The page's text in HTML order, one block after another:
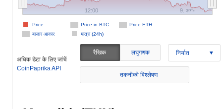
Price in BTC
Price ETH
बाज़ार आकार
मात्रा (24h)
Price
12:00 9. अग॰
अधिक डेटा के लिए जांचें
CoinPaprika API
रैखिक लघुगणक निर्यात
तकनीकी विश्लेषण